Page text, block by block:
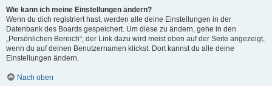
Wie kann ich meine Einstellungen ändern?
Wenn du dich registriert hast, werden alle deine Einstellungen in der
Datenbank des Boards gespeichert. Um diese zu ändern, gehe in den
„Persönlichen Bereich“; der Link dazu wird meist oben auf der Seite angezeigt,
wenn du auf deinen Benutzernamen klickst. Dort kannst du alle deine
Einstellungen ändern.
Nach oben